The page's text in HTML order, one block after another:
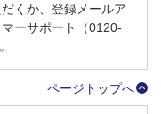
くか、登録メールア
ーサポート（0120-
ページトップへ